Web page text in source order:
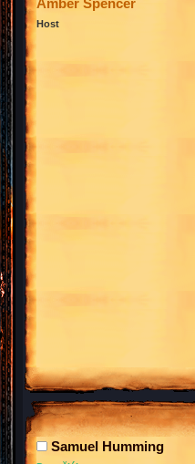
Amber Spencer
Host
Samuel Humming